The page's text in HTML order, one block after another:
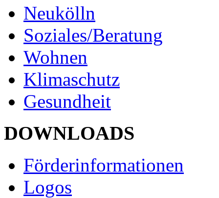
Neukölln
Soziales/Beratung
Wohnen
Klimaschutz
Gesundheit
DOWNLOADS
Förderinformationen
Logos